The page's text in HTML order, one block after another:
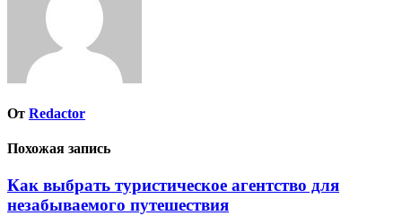
От Redactor
Похожая запись
Как выбрать туристическое агентство для
незабываемого путешествия